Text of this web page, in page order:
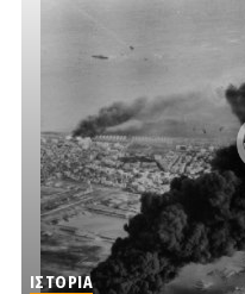
ΙΣΤΟΡΙΑ